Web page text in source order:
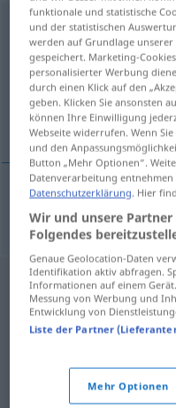
impregnacjaf <-i; bpl>
Übersicht aller
(Für mehr Details die
Imprägnierung
Imprägnierungf
funktionale und statistische
und der statistischen
werden auf Grundlage
gespeichert. Marketing-
personalisierter Werbung
durch einen Klick auf den
geben. Klicken Sie ansonsten
können Ihre Einwilligung
Webseite widerrufen. Wenn
und den
Button „Mehr Optionen“.
Datenverarbeitung entnehmen
Datenschutzerklärung. Hier
Wir und unsere
Folgendes
Genaue Geolocation-Daten
Identifikation aktiv abfragen.
Informationen auf einem
Messung von Werbung und
Entwicklung von
Liste der Partner
Mehr Optionen